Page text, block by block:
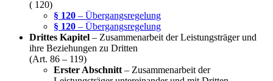
( 120)
§ 120 – Übergangsregelung
§ 120 – Übergangsregelung
Drittes Kapitel – Zusammenarbeit der Leistungsträger und
ihre Beziehungen zu Dritten
(Art. 86 – 119)
Erster Abschnitt – Zusammenarbeit der